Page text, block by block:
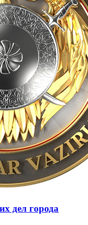
дел города